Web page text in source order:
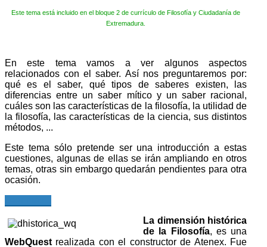
Este tema está incluido en el bloque 2 de currículo de Filosofía y Ciudadanía de
Extremadura.
En este tema vamos a ver algunos aspectos
relacionados con el saber. Así nos preguntaremos por:
qué es el saber, qué tipos de saberes existen, las
diferencias entre un saber mítico y un saber racional,
cuáles son las características de la filosofía, la utilidad de
la filosofía, las características de la ciencia, sus distintos
métodos, ...
Este tema sólo pretende ser una introducción a estas
cuestiones, algunas de ellas se irán ampliando en otros
temas, otras sin embargo quedarán pendientes para otra
ocasión.
La dimensión histórica
de la Filosofía, es una
WebQuest realizada con el constructor de Atenex. Fue